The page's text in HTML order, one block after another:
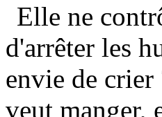
Elle ne
d'arrêter les
envie de
veut manger,